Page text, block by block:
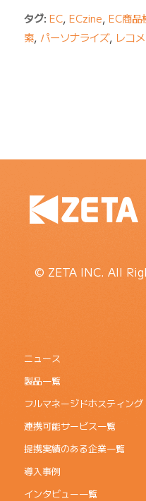
タグ: EC, ECzine, EC商品
索, パーソナライズ, レコ
© ZETA INC. All
ニュース
製品一覧
フルマネージドホスティング
連携可能サービス一覧
提携実績のある企業一覧
導入事例
インタビュー一覧